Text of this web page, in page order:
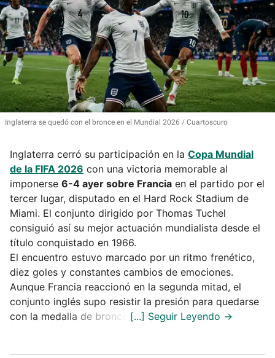
Inglaterra se quedó con el bronce en el Mundial 2026 Cuartoscuro
Inglaterra cerró su participación en la Copa Mundial
de la FIFA 2026 con una victoria memorable al
imponerse 6-4 ayer sobre Francia en el partido por el
tercer lugar, disputado en el Hard Rock Stadium de
Miami. El conjunto dirigido por Thomas Tuchel
consiguió así su mejor actuación mundialista desde el
título conquistado en 1966.
El encuentro estuvo marcado por un ritmo frenético,
diez goles y constantes cambios de emociones.
Aunque Francia reaccionó en la segunda mitad, el
conjunto inglés supo resistir la presión para quedarse
con la medalla de bronce.